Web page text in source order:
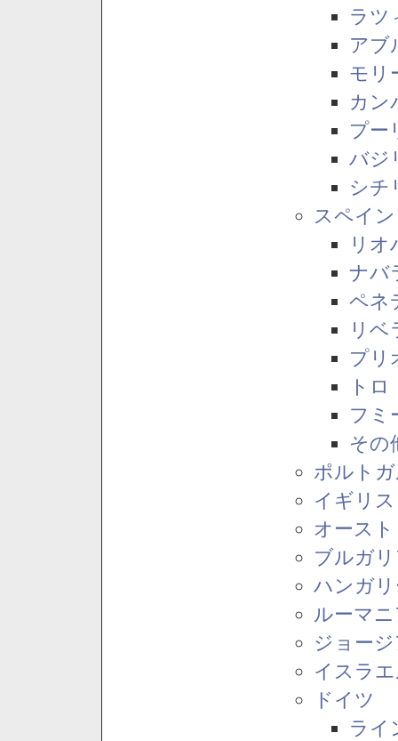
ラツ
アブ
モリ
カン
プー
バジ
シチ
スペイン
リオ
ナバ
ペネ
リベ
プリ
トロ
フミ
その
ポルト
イギリス
オース
ブルガ
ハンガ
ルーマ
ジョー
イスラ
ドイツ
ライ